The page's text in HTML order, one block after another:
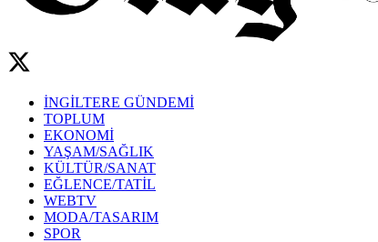
İNGİLTERE GÜNDEMİ
TOPLUM
EKONOMİ
YAŞAM/SAĞLIK
KÜLTÜR/SANAT
EĞLENCE/TATİL
WEBTV
MODA/TASARIM
SPOR